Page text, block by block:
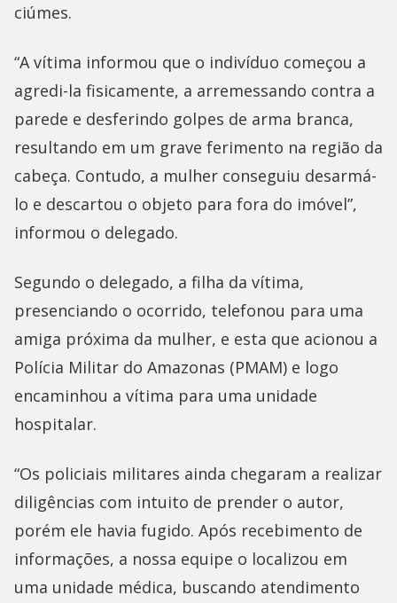
ciúmes.
“A vítima informou que o indivíduo começou a
agredi-la fisicamente, a arremessando contra a
parede e desferindo golpes de arma branca,
resultando em um grave ferimento na região da
cabeça. Contudo, a mulher conseguiu desarmá-
lo e descartou o objeto para fora do imóvel”,
informou o delegado.
Segundo o delegado, a filha da vítima,
presenciando o ocorrido, telefonou para uma
amiga próxima da mulher, e esta que acionou a
Polícia Militar do Amazonas (PMAM) e logo
encaminhou a vítima para uma unidade
hospitalar.
“Os policiais militares ainda chegaram a realizar
diligências com intuito de prender o autor,
porém ele havia fugido. Após recebimento de
informações, a nossa equipe o localizou em
uma unidade médica, buscando atendimento